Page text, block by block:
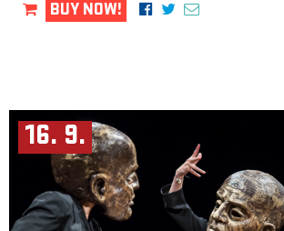
BUY NOW!
16. 9.